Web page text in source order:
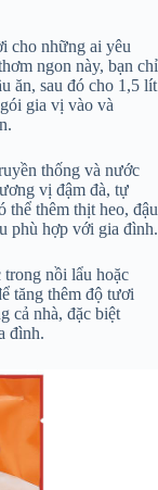
cho những ai yêu
ngon này, bạn chỉ
ăn, sau đó cho 1,5 lít
gia vị vào và
thống và nước
vị đậm đà, tự
thể thêm thịt heo, đậu
phù hợp với gia đình.
nồi lẩu hoặc
tăng thêm độ tươi
cả nhà, đặc biệt
đình.